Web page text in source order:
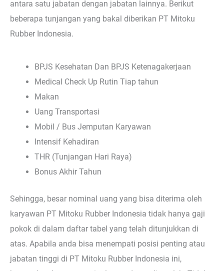
antara satu jabatan dengan jabatan lainnya. Berikut
beberapa tunjangan yang bakal diberikan PT Mitoku
Rubber Indonesia.
BPJS Kesehatan Dan BPJS Ketenagakerjaan
Medical Check Up Rutin Tiap tahun
Makan
Uang Transportasi
Mobil / Bus Jemputan Karyawan
Intensif Kehadiran
THR (Tunjangan Hari Raya)
Bonus Akhir Tahun
Sehingga, besar nominal uang yang bisa diterima oleh
karyawan PT Mitoku Rubber Indonesia tidak hanya gaji
pokok di dalam daftar tabel yang telah ditunjukkan di
atas. Apabila anda bisa menempati posisi penting atau
jabatan tinggi di PT Mitoku Rubber Indonesia ini,